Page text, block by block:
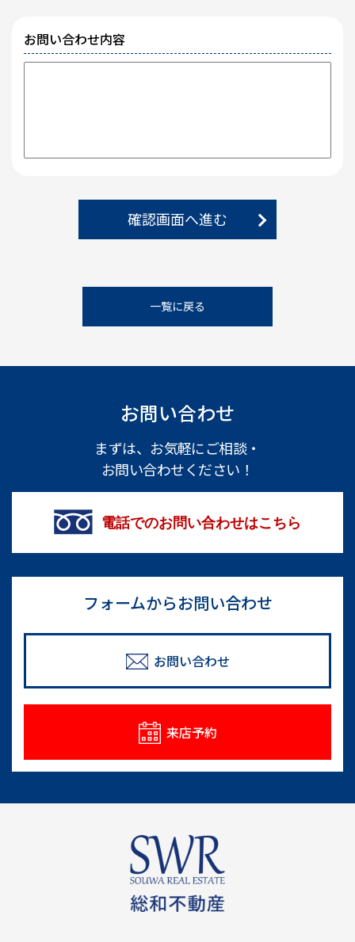
お問い合わせ内容
確認画面へ進む
一覧に戻る
お問い合わせ
まずは、お気軽にご相談・
お問い合わせください！
電話でのお問い合わせはこちら
フォームからお問い合わせ
お問い合わせ
来店予約